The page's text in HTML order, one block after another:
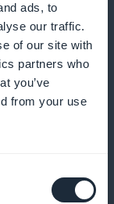
ads, to
our traffic.
of our site with
partners who
you’ve
from your use
en fonction
des offres